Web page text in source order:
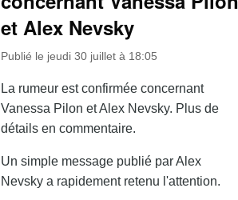
et Alex Nevsky
Publié le jeudi 30 juillet à 18:05
La rumeur est confirmée concernant
Vanessa Pilon et Alex Nevsky. Plus de
détails en commentaire.
Un simple message publié par Alex
Nevsky a rapidement retenu l'attention.